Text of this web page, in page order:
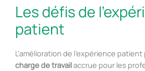
Les défis de
patient
L’amélioration de l’expérience
charge de travailaccrue pour les